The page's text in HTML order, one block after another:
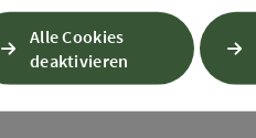
Alle Cookies
deaktivieren